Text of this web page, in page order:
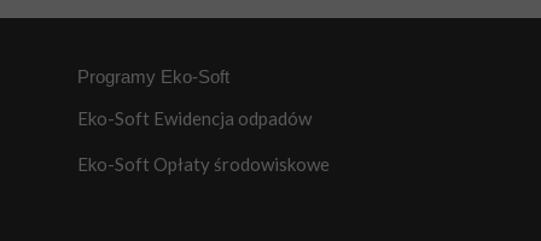
Programy Eko-Soft
Eko-Soft Opłaty środowiskowe
Eko-Soft Ewidencja odpadów